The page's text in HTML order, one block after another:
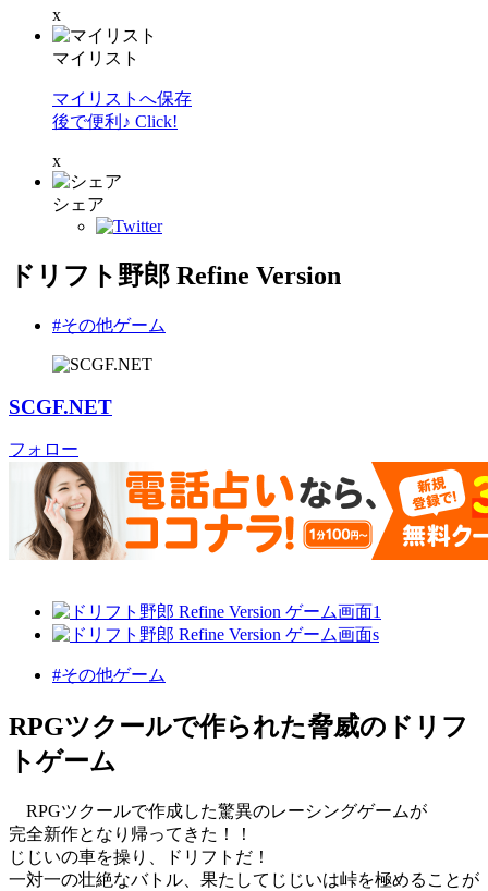
x
マイリスト
マイリストへ保存
後で便利♪ Click!
x
シェア
ドリフト野郎 Refine Version
#その他ゲーム
SCGF.NET
フォロー
#その他ゲーム
RPGツクールで作られた脅威のドリフ
トゲーム
RPGツクールで作成した驚異のレーシングゲームが
完全新作となり帰ってきた！！
じじいの車を操り、ドリフトだ！
一対一の壮絶なバトル、果たしてじじいは峠を極めることが